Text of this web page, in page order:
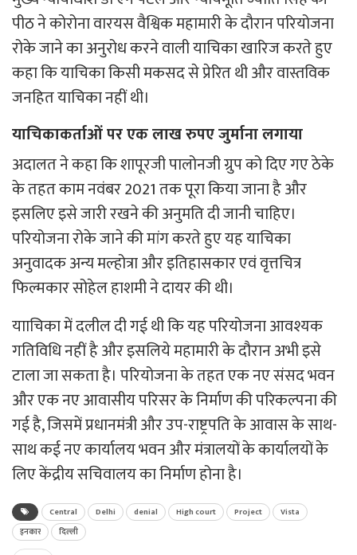
पीठ ने कोरोना वारयस वैश्विक महामारी के दौरान परियोजना
रोके जाने का अनुरोध करने वाली याचिका खारिज करते हुए
कहा कि याचिका किसी मकसद से प्रेरित थी और वास्तविक
जनहित याचिका नहीं थी।
याचिकाकर्ताओं पर एक लाख रुपए जुर्माना लगाया
अदालत ने कहा कि शापूरजी पालोनजी ग्रुप को दिए गए ठेके
के तहत काम नवंबर 2021 तक पूरा किया जाना है और
इसलिए इसे जारी रखने की अनुमति दी जानी चाहिए।
परियोजना रोके जाने की मांग करते हुए यह याचिका
अनुवादक अन्य मल्होत्रा और इतिहासकार एवं वृत्तचित्र
फिल्मकार सोहेल हाशमी ने दायर की थी।
यााचिका में दलील दी गई थी कि यह परियोजना आवश्यक
गतिविधि नहीं है और इसलिये महामारी के दौरान अभी इसे
टाला जा सकता है। परियोजना के तहत एक नए संसद भवन
और एक नए आवासीय परिसर के निर्माण की परिकल्पना की
गई है, जिसमें प्रधानमंत्री और उप-राष्ट्रपति के आवास के साथ-
साथ कई नए कार्यालय भवन और मंत्रालयों के कार्यालयों के
लिए केंद्रीय सचिवालय का निर्माण होना है।
Central Delhi denial High court Project
Vista
इनकार
दिल्ली